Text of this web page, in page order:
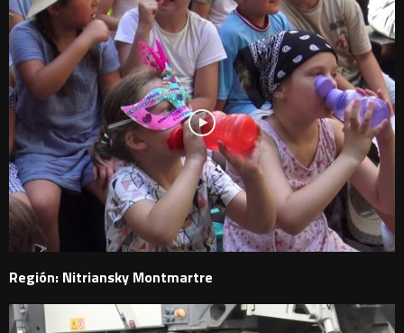
Región: Nitriansky Montmartre